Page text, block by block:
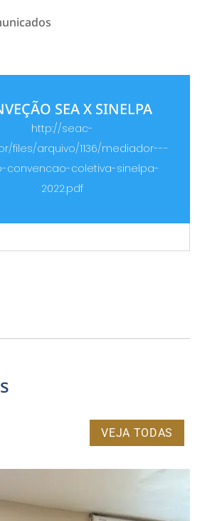
SEA X SINELPA
http://seac-
files/arquivo/1136/mediador---
convencao-coletiva-sinelpa-
2022.pdf
VEJA TODAS